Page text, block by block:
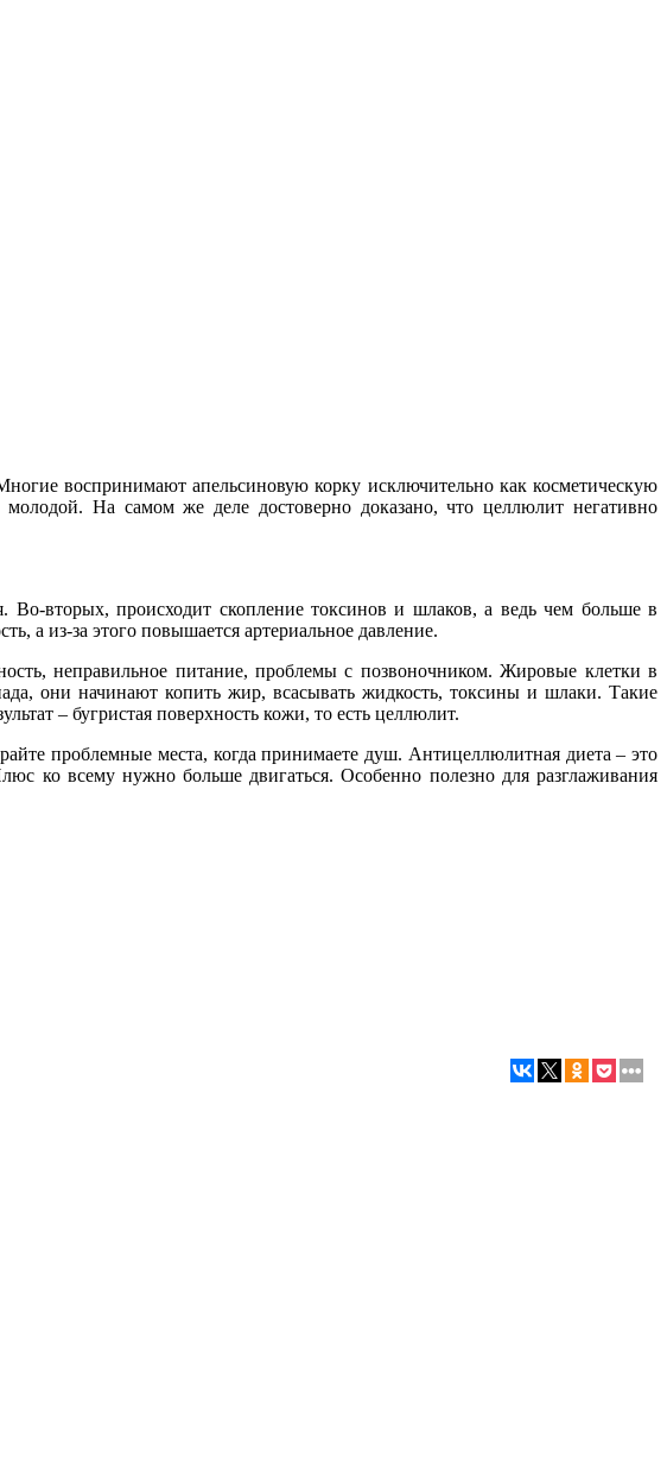
воспринимают апельсиновую корку исключительно как косметическую
На самом же деле достоверно доказано, что целлюлит негативно
Во-вторых, происходит скопление токсинов и шлаков, а ведь чем больше в
а из-за этого повышается артериальное давление.
неправильное питание, проблемы с позвоночником. Жировые клетки в
они начинают копить жир, всасывать жидкость, токсины и шлаки. Такие
– бугристая поверхность кожи, то есть целлюлит.
проблемные места, когда принимаете душ. Антицеллюлитная диета – это
ко всему нужно больше двигаться. Особенно полезно для разглаживания